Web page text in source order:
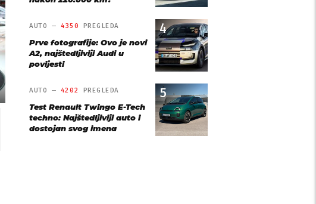
4
AUTO — 4350 PREGLEDA
Prve fotografije: Ovo je novi
A2, najštedljiviji Audi u
povijesti
5
AUTO — 4202 PREGLEDA
Test Renault Twingo E-Tech
techno: Najštedljiviji auto i
dostojan svog imena